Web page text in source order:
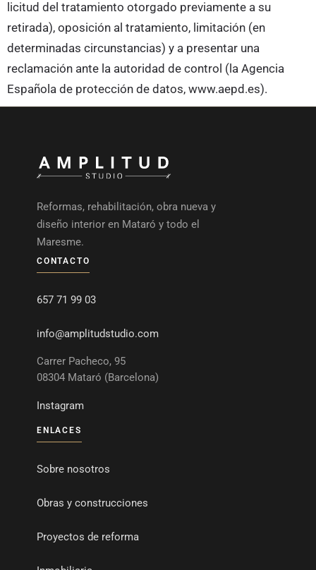
licitud del tratamiento otorgado previamente a su
retirada), oposición al tratamiento, limitación (en
determinadas circunstancias) y a presentar una
reclamación ante la autoridad de control (la Agencia
Española de protección de datos, www.aepd.es).
Reformas, rehabilitación, obra nueva y
diseño interior en Mataró y todo el
Maresme.
CONTACTO
657 71 99 03
info@amplitudstudio.com
Carrer Pacheco, 95
08304 Mataró (Barcelona)
Instagram
ENLACES
Sobre nosotros
Obras y construcciones
Proyectos de reforma